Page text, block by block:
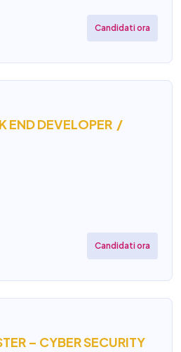
Candidati ora
END DEVELOPER /
Candidati ora
– CYBER SECURITY